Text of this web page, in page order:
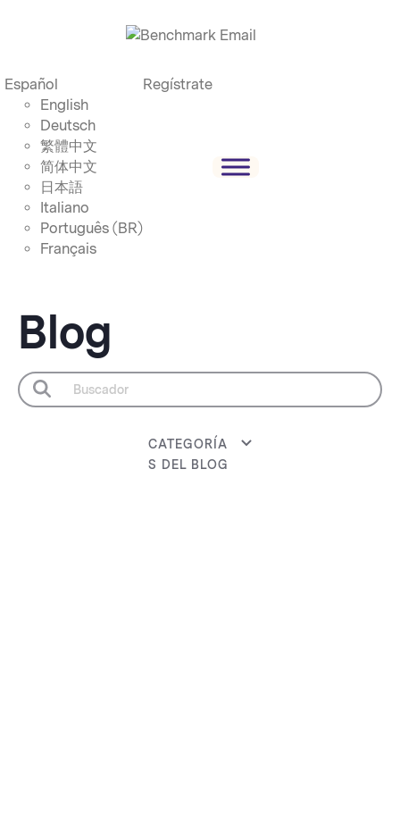
Español
English
Deutsch
繁體中文
简体中文
日本語
Italiano
Português (BR)
Français
Regístrate
Blog
CATEGORÍA
S DEL BLOG